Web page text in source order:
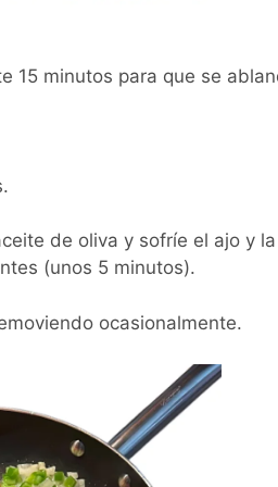
15 minutos para que se
de oliva y sofríe el ajo y
(unos 5 minutos).
ocasionalmente.